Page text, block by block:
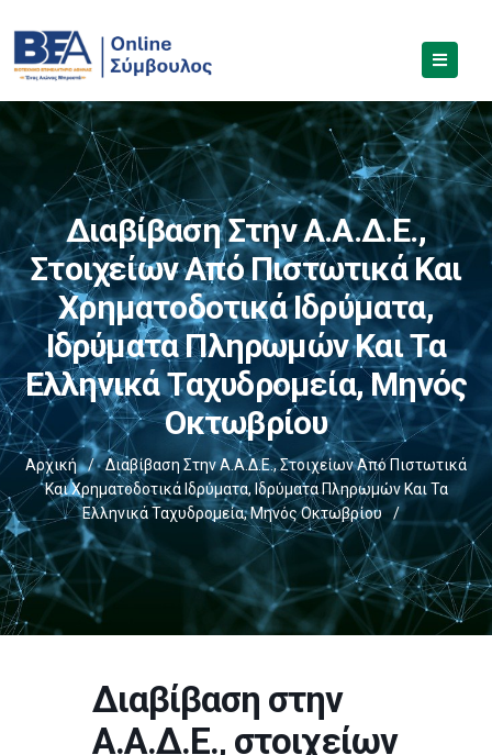
Διαβίβαση Στην Α.Α.Δ.Ε.,
Στοιχείων Από Πιστωτικά Και
Χρηματοδοτικά Ιδρύματα,
Ιδρύματα Πληρωμών Και Τα
Ελληνικά Ταχυδρομεία, Μηνός
Οκτωβρίου
Αρχική /
Διαβίβαση Στην Α.Α.Δ.Ε., Στοιχείων Από Πιστωτικά
Και Χρηματοδοτικά Ιδρύματα, Ιδρύματα Πληρωμών Και Τα
Ελληνικά Ταχυδρομεία, Μηνός Οκτωβρίου
/
Διαβίβαση στην
Α.Α.Δ.Ε., στοιχείων